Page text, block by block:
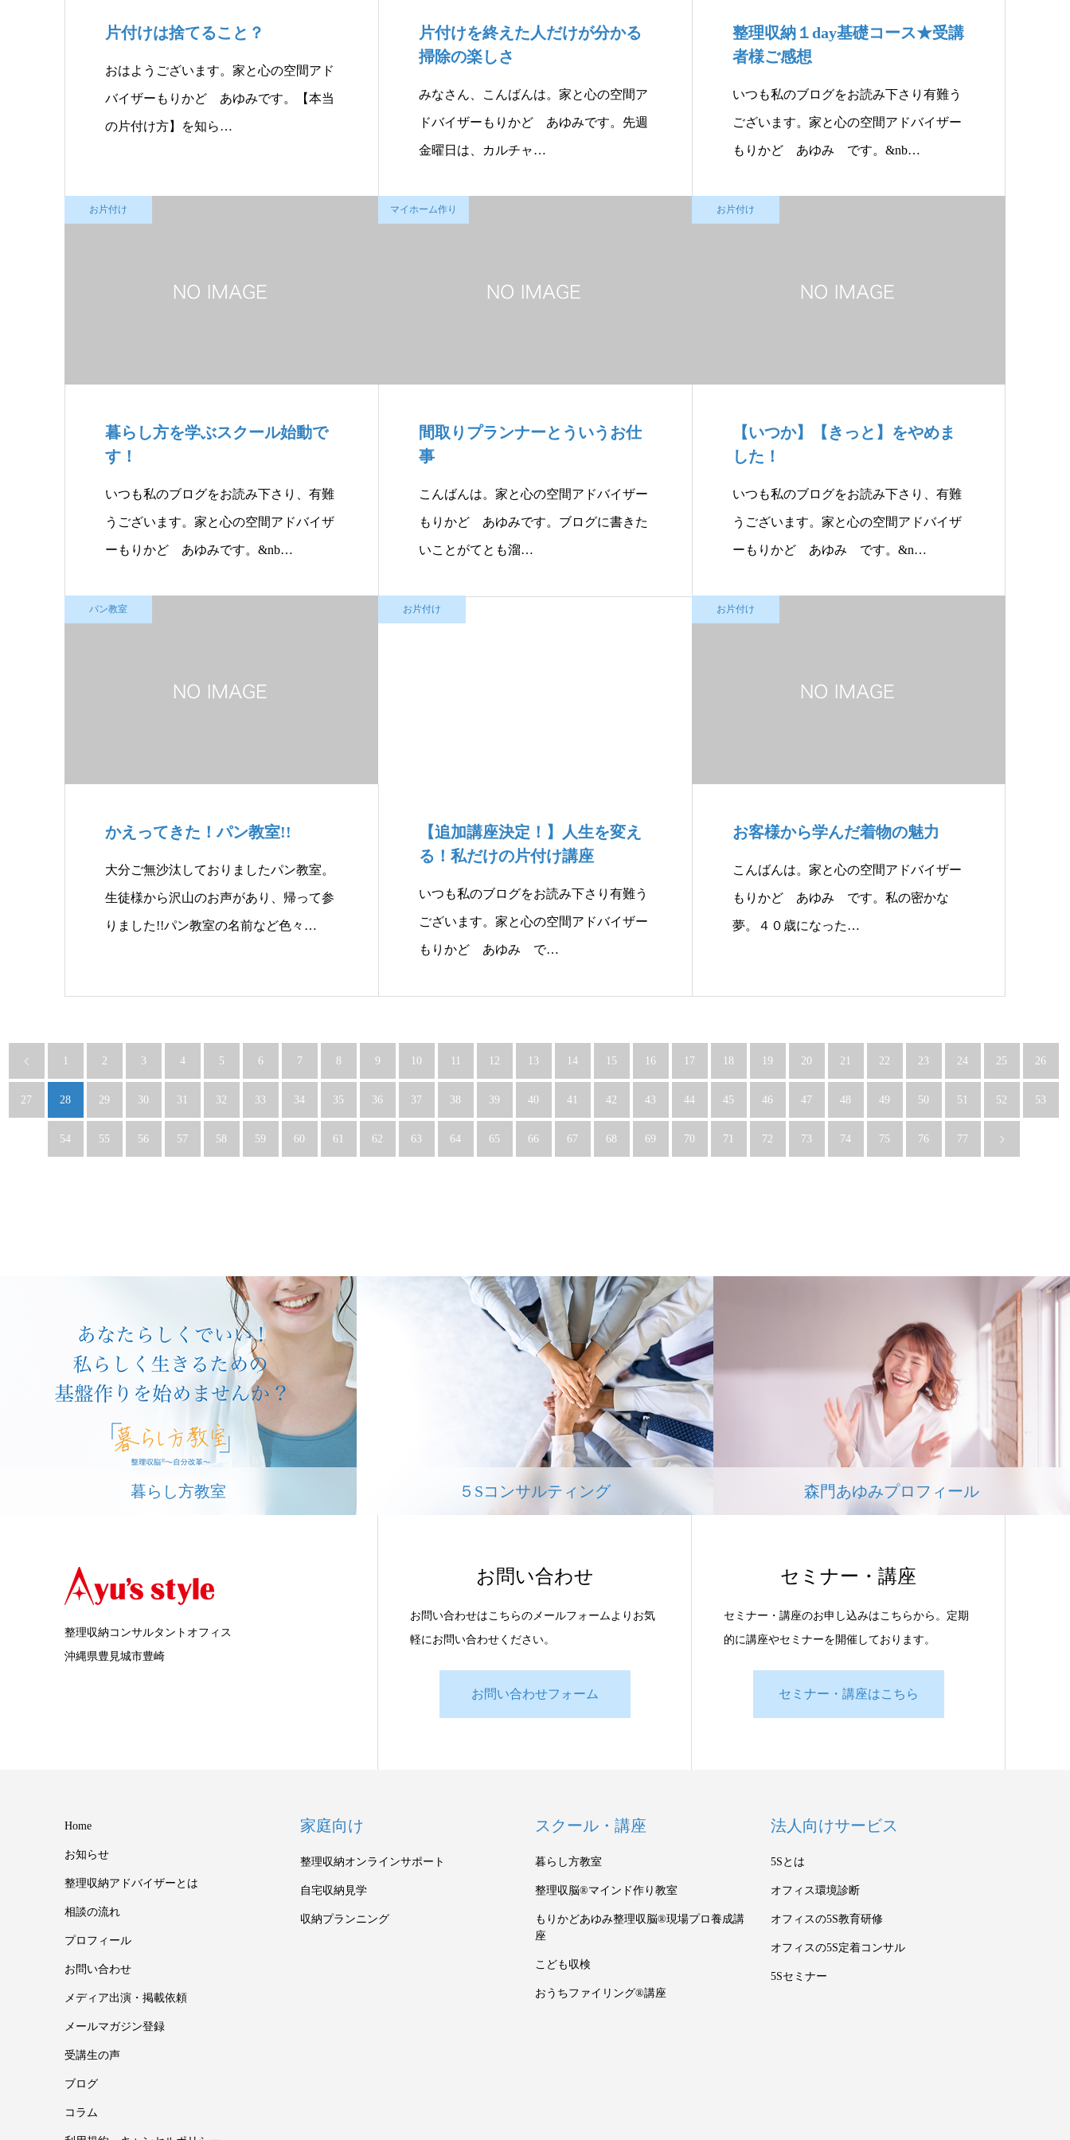
片付けは捨てること？
おはようございます。家と心の空間アド
バイザーもりかど あゆみです。【本当
の片付け方】を知ら…
片付けを終えた人だけが分かる
掃除の楽しさ
みなさん、こんばんは。家と心の空間ア
ドバイザーもりかど あゆみです。先週
金曜日は、カルチャ…
整理収納１day基礎コース★受講
者様ご感想
いつも私のブログをお読み下さり有難う
ございます。家と心の空間アドバイザー
もりかど あゆみ です。&nb…
お片付け
暮らし方を学ぶスクール始動で
す！
いつも私のブログをお読み下さり、有難
うございます。家と心の空間アドバイザ
ーもりかど あゆみです。&nb…
マイホーム作り
間取りプランナーとういうお仕
事
こんばんは。家と心の空間アドバイザー
もりかど あゆみです。ブログに書きた
いことがてとも溜…
お片付け
【いつか】【きっと】をやめま
した！
いつも私のブログをお読み下さり、有難
うございます。家と心の空間アドバイザ
ーもりかど あゆみ です。&n…
パン教室
かえってきた！パン教室!!
大分ご無沙汰しておりましたパン教室。
生徒様から沢山のお声があり、帰って参
りました!!パン教室の名前など色々…
お片付け
【追加講座決定！】人生を変え
る！私だけの片付け講座
いつも私のブログをお読み下さり有難う
ございます。家と心の空間アドバイザー
もりかど あゆみ で…
お片付け
お客様から学んだ着物の魅力
こんばんは。家と心の空間アドバイザー
もりかど あゆみ です。私の密かな
夢。４０歳になった…
1 2 3 4 5 6 7 8 9 10 11 12 13 14 15 16 17 18 19 20 21 22 23 24 25 26
27 28 29 30 31 32 33 34 35 36 37 38 39 40 41 42 43 44 45 46 47 48 49 50 51 52 53
54 55 56 57 58 59 60 61 62 63 64 65 66 67 68 69 70 71 72 73 74 75 76 77
暮らし方教室 ５Sコンサルティング 森門あゆみプロフィール
整理収納コンサルタントオフィス
沖縄県豊見城市豊崎
お問い合わせ
お問い合わせはこちらのメールフォームよりお気
軽にお問い合わせください。
お問い合わせフォーム
セミナー・講座
セミナー・講座のお申し込みはこちらから。定期
的に講座やセミナーを開催しております。
セミナー・講座はこちら
Home
お知らせ
整理収納アドバイザーとは
相談の流れ
プロフィール
お問い合わせ
メディア出演・掲載依頼
メールマガジン登録
受講生の声
ブログ
コラム
家庭向け
整理収納オンラインサポート
自宅収納見学
収納プランニング
スクール・講座
暮らし方教室
整理収脳®マインド作り教室
もりかどあゆみ整理収脳®現場プロ養成講
座
こども収検
おうちファイリング®講座
法人向けサービス
5Sとは
オフィス環境診断
オフィスの5S教育研修
オフィスの5S定着コンサル
5Sセミナー